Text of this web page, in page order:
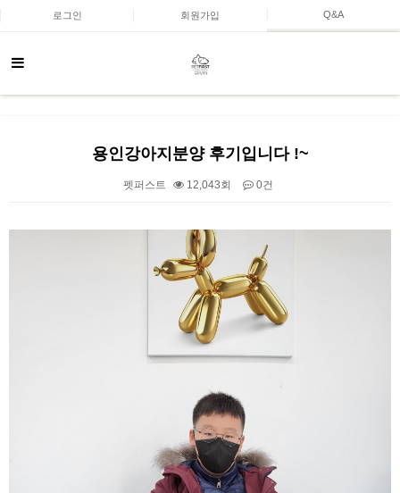
로그인 회원가입 Q&A
용인강아지분양 후기입니다 !~
펫퍼스트 12,043회 0건
본문